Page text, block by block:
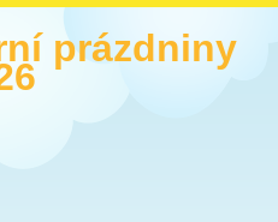
prázdniny